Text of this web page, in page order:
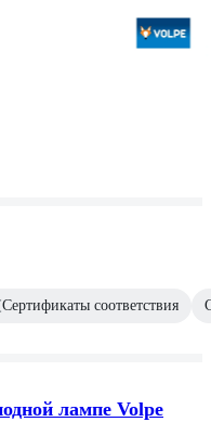
Сертификаты соответствия
лампе Volpe